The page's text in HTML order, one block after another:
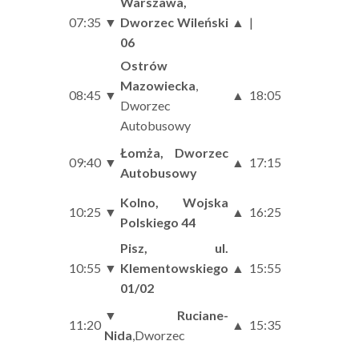
07:35 ▼ Dworzec Wileński
06
▲ |
08:45 ▼
Ostrów
Mazowiecka,
Dworzec
Autobusowy
▲ 18:05
09:40 ▼
Łomża, Dworzec
Autobusowy
▲ 17:15
10:25 ▼
Kolno, Wojska
Polskiego 44
▲ 16:25
10:55 ▼
Pisz, ul.
Klementowskiego
01/02
▲ 15:55
11:20
▼ Ruciane-
Nida,Dworzec
▲ 15:35